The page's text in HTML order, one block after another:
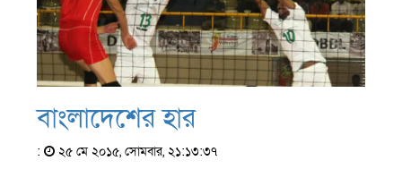
বাংলাদেশের হার
:
২৫ মে ২০১৫, সোমবার, ২১:১৩:৩৭